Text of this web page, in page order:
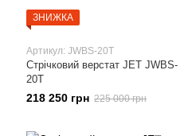
ЗНИЖКА
Артикул: JWBS-20T
Стрічковий верстат JET JWBS-
20T
218 250 грн 225 000 грн